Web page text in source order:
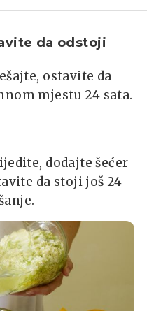
da odstoji
ostavite da
mjestu 24 sata.
dodajte šećer
da stoji još 24